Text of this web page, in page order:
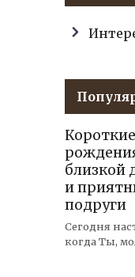
близкой
и
подруги
Сегодня
когда Ты,